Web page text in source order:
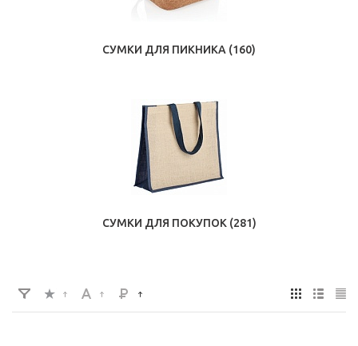
СУМКИ ДЛЯ ПИКНИКА (160)
СУМКИ ДЛЯ ПОКУПОК (281)